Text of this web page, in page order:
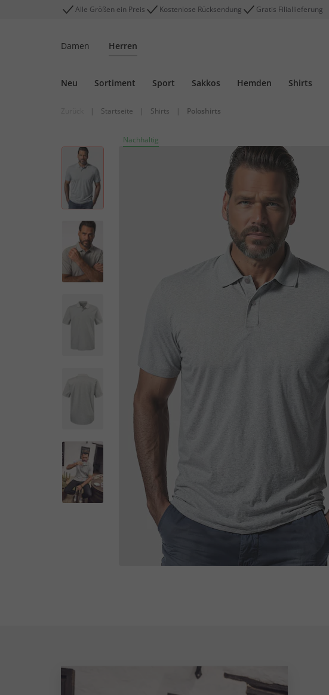
Alle Größen ein Preis Kostenlose Rücksendung Gratis Filiallieferung
Damen Herren
Neu Sortiment Sport Sakkos Hemden Shirts
| Startseite | Shirts | Poloshirts
Nachhaltig